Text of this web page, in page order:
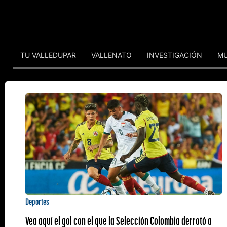
TU VALLEDUPAR VALLENATO INVESTIGACIÓN
Deportes
Vea aquí el gol con el que la Selección Colombia derrotó a